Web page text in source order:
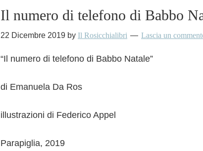
Il numero di telefono di Babbo
22 Dicembre 2019 by Il Rosicchialibri Lascia un
“Il numero di telefono di Babbo Natale”
di Emanuela Da Ros
illustrazioni di Federico Appel
Parapiglia, 2019